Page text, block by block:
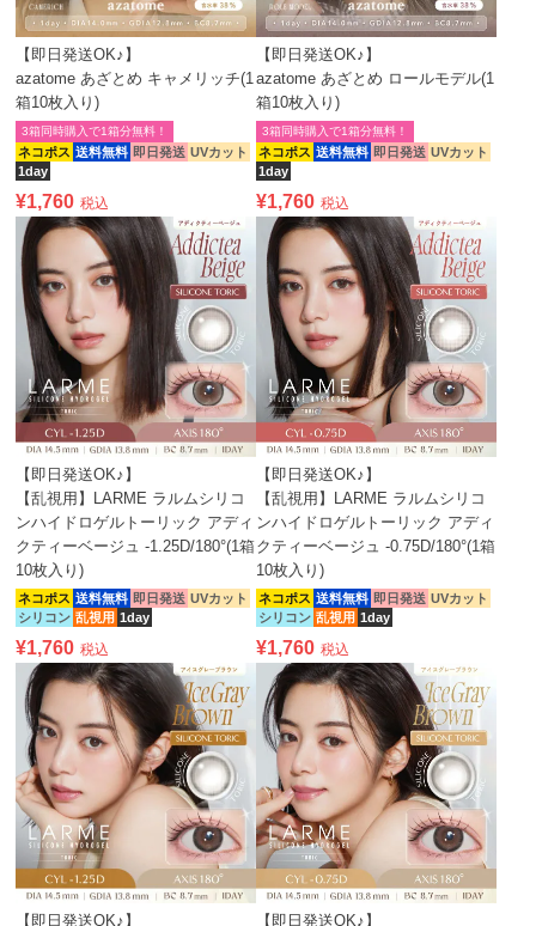
【即日発送OK♪】
azatome あざとめ キャメリッチ(1
箱10枚入り)
ネコポス 送料無料 即日発送 UVカット
1day
3箱同時購入で1箱分無料！
¥1,760 税込
【即日発送OK♪】
azatome あざとめ ロールモデル(1
箱10枚入り)
ネコポス 送料無料 即日発送 UVカット
1day
3箱同時購入で1箱分無料！
¥1,760 税込
【即日発送OK♪】
【乱視用】LARME ラルムシリコ
ンハイドロゲルトーリック アディ
クティーベージュ -1.25D/180°(1箱
10枚入り)
ネコポス 送料無料 即日発送 UVカット
シリコン 乱視用 1day
¥1,760 税込
【即日発送OK♪】
【乱視用】LARME ラルムシリコ
ンハイドロゲルトーリック アディ
クティーベージュ -0.75D/180°(1箱
10枚入り)
ネコポス 送料無料 即日発送 UVカット
シリコン 乱視用 1day
¥1,760 税込
【即日発送OK♪】 【即日発送OK♪】